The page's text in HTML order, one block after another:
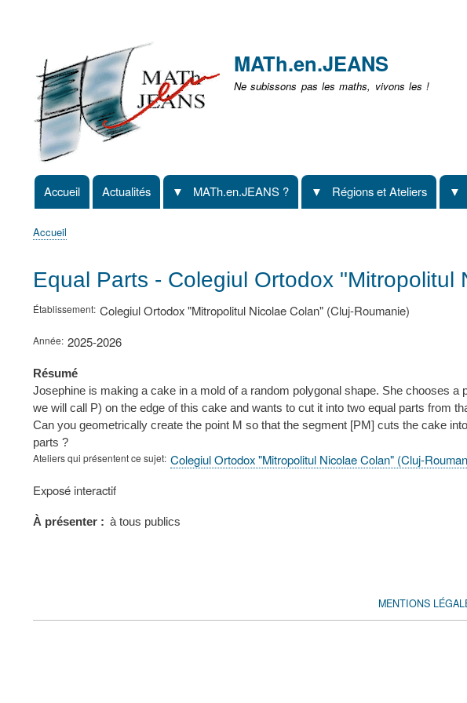
non
identifié
MATh.en.JEANS
Ne subissons pas les maths, vivons les !
Navigation
principale
Accueil Actualités MATh.en.JEANS ? Régions et Ateliers
d'Ariane
Accueil
Equal Parts - Colegiul Ortodox "Mitropolitul
Établissement Colegiul Ortodox "Mitropolitul Nicolae Colan" (Cluj-Roumanie)
Année 2025-2026
Résumé
Josephine is making a cake in a mold of a random polygonal shape. She chooses a
we will call P) on the edge of this cake and wants to cut it into two equal parts from
Can you geometrically create the point M so that the segment [PM] cuts the cake
parts ?
Ateliers qui présentent ce sujet Colegiul Ortodox "Mitropolitul Nicolae Colan" (Cluj-
Type
présentation
Exposé interactif
À présenter à tous publics
FOOTER
MENTIONS